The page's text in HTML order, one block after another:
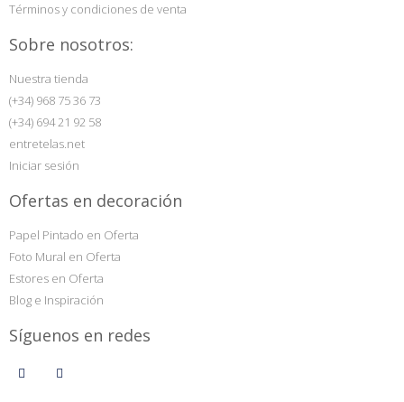
Términos y condiciones de venta
Sobre nosotros:
Nuestra tienda
(+34) 968 75 36 73
(+34) 694 21 92 58
entretelas.net
Iniciar sesión
Ofertas en decoración
Papel Pintado en Oferta
Foto Mural en Oferta
Estores en Oferta
Blog e Inspiración
Síguenos en redes